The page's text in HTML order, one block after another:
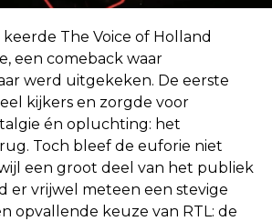
keerde The Voice of Holland
een comeback waar
werd uitgekeken. De eerste
kijkers en zorgde voor
én opluchting: het
Toch bleef de euforie niet
een groot deel van het publiek
er vrijwel meteen een stevige
opvallende keuze van RTL: de